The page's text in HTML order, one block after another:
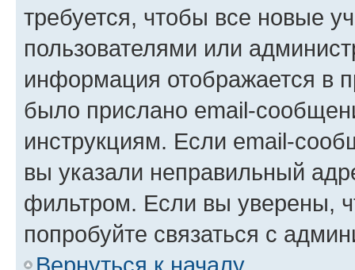
требуется, чтобы все новые
пользователями или
информация отображается в
было прислано email-
инструкциям. Если email-
вы указали неправильный
фильтром. Если вы уверены,
попробуйте связаться с
Вернуться к началу